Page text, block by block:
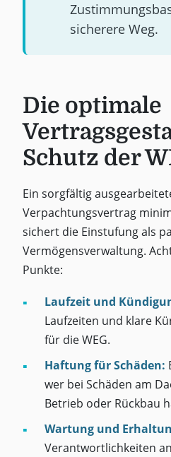
sicherere Weg.
Die optimale
Schutz der
Ein sorgfältig
Verpachtungsvertrag
sichert die Einstufung als
Vermögensverwaltung.
Punkte:
Laufzeit und
Laufzeiten und klare
für die WEG.
Haftung für Schäden:
wer bei Schäden am
Betrieb oder Rückbau
Wartung und
Verantwortlichkeiten